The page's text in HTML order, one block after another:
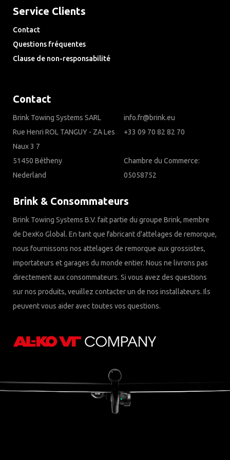
Service Clients
Contact
Questions fréquentes
Clause de non-responsabilité
Contact
Brink Towing Systems SARL
Rue Henri ROL TANGUY - ZA Les
Naux 3 7
51450 Bétheny
Nederland
info.fr@brink.eu
+33 09 70 82 82 70
Chambre du Commerce:
05058752
Brink & Consommateurs
Brink Towing Systems B.V. fait partie du groupe Brink, membre
de DexKo Global. En tant que fabricant d'attelages de remorque,
nous fournissons nos attelages de remorque aux grossistes,
importateurs et garages du monde entier. Nous ne livrons pas
directement aux consommateurs. Si vous avez des questions
sur nos produits, veuillez contacter un de nos installateurs. Ils
peuvent vous aider avec toutes vos questions.